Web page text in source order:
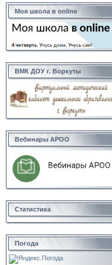
Моя школа в online
ВМК ДОУ г. Воркуты
Вебинары АРОО
Статистика
Погода